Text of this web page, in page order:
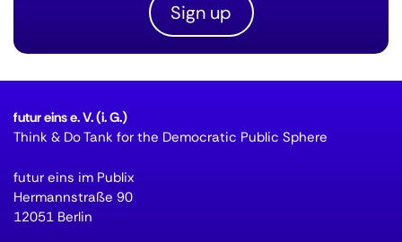
Sign up
futur eins e. V. (i. G.)
Think & Do Tank for the Democratic Public Sphere
futur eins im Publix
Hermannstraße 90
12051 Berlin